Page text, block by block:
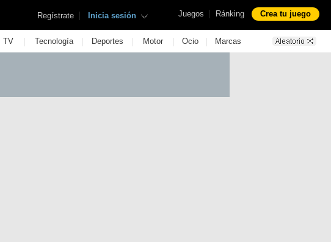
Juegos | Ránking Crea tu juego
Regístrate | Inicia sesión
TV | Tecnología | Deportes | Motor | Ocio | Marcas